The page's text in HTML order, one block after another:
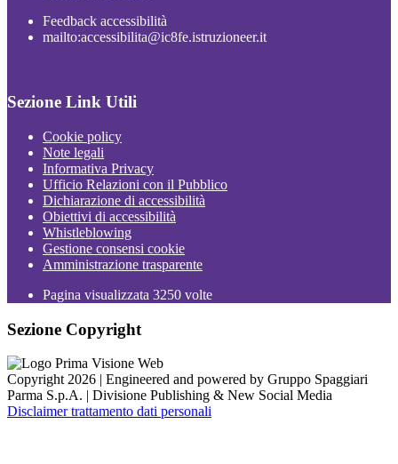
Feedback accessibilità
mailto:accessibilita@ic8fe.istruzioneer.it
Sezione Link Utili
Cookie policy
Note legali
Informativa Privacy
Ufficio Relazioni con il Pubblico
Dichiarazione di accessibilità
Obiettivi di accessibilità
Whistleblowing
Gestione consensi cookie
Amministrazione trasparente
Pagina visualizzata 3250 volte
Sezione Copyright
Copyright 2026 | Engineered and powered by Gruppo Spaggiari
Parma S.p.A. | Divisione Publishing & New Social Media
Disclaimer trattamento dati personali